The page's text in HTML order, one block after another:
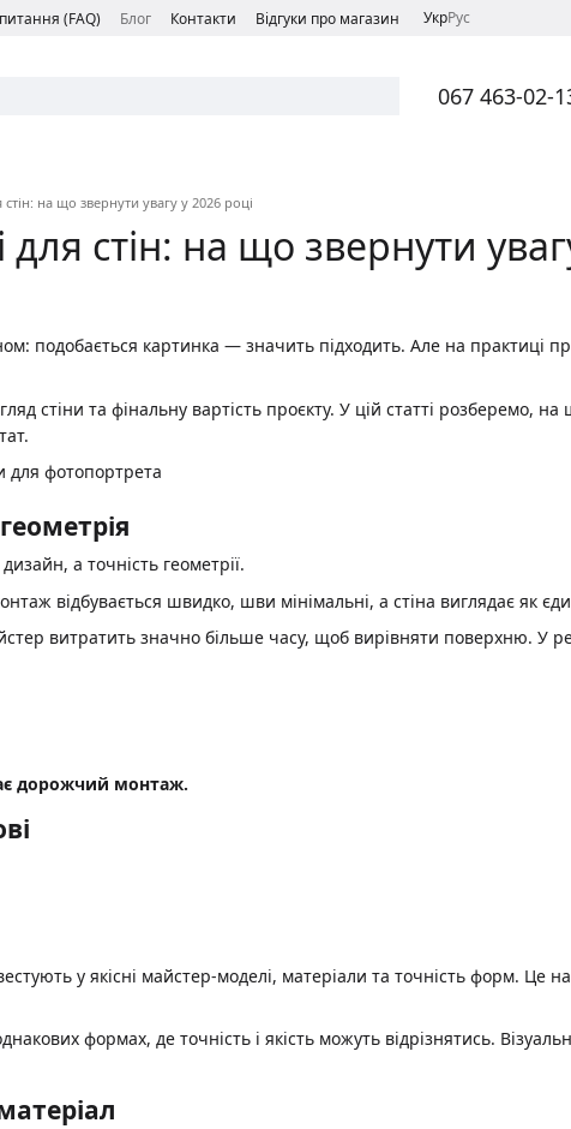
(FAQ) Блог Контакти Відгуки про магазин УкрРус
067 463-02-
на що звернути увагу у 2026 році
стін: на що звернути
подобається картинка — значить підходить. Але на практиці
стіни та фінальну вартість проєкту. У цій статті розберемо, на
а точність геометрії.
відбувається швидко, шви мінімальні, а стіна виглядає як
витратить значно більше часу, щоб вирівняти поверхню. У
дорожчий монтаж.
у якісні майстер-моделі, матеріали та точність форм. Це
формах, де точність і якість можуть відрізнятись.